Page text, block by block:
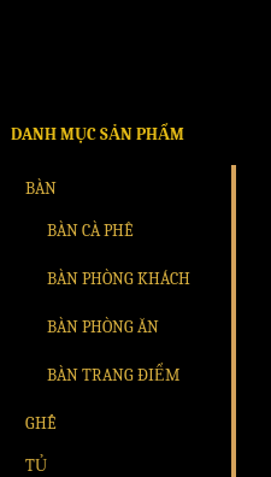
DANH MỤC SẢN PHẨM
BÀN
BÀN CÀ PHÊ
BÀN PHÒNG KHÁCH
BÀN PHÒNG ĂN
BÀN TRANG ĐIỂM
GHẾ
TỦ